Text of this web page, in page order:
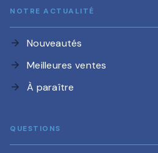
NOTRE ACTUALITÉ
arrow_forward Nouveautés
arrow_forward Meilleures ventes
arrow_forward À paraître
QUESTIONS